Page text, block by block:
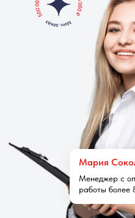
Менеджер с
работы более
Мария